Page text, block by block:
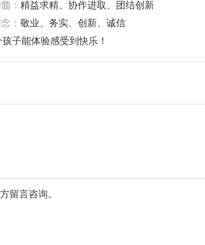
： 精益求精、协作进取、团结创新
： 敬业、务实、创新、诚信
子能体验感受到快乐！
留言咨询。